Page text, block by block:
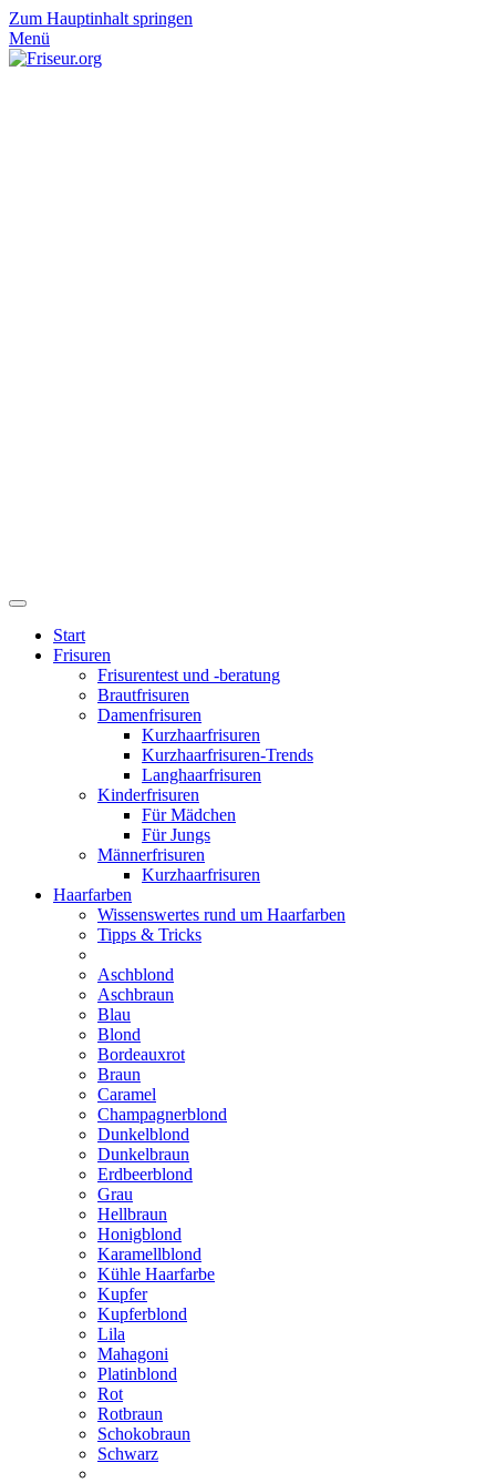
Zum Hauptinhalt springen
Menü
Start
Frisuren
Frisurentest und -beratung
Brautfrisuren
Damenfrisuren
Kurzhaarfrisuren
Kurzhaarfrisuren-Trends
Langhaarfrisuren
Kinderfrisuren
Für Mädchen
Für Jungs
Männerfrisuren
Kurzhaarfrisuren
Haarfarben
Wissenswertes rund um Haarfarben
Tipps & Tricks
Aschblond
Aschbraun
Blau
Blond
Bordeauxrot
Braun
Caramel
Champagnerblond
Dunkelblond
Dunkelbraun
Erdbeerblond
Grau
Hellbraun
Honigblond
Karamellblond
Kühle Haarfarbe
Kupfer
Kupferblond
Lila
Mahagoni
Platinblond
Rot
Rotbraun
Schokobraun
Schwarz